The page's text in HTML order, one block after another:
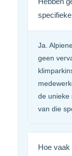
Ja.
geen
de unieke
van die
Hoe vaak